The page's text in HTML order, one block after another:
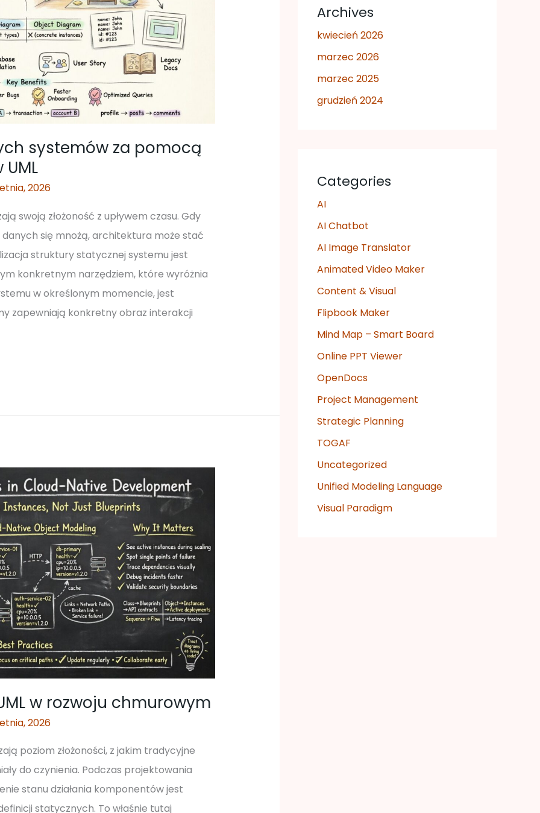
systemów za pomocą
2026
swoją złożoność z upływem czasu. Gdy
się mnożą, architektura może stać
struktury statycznej systemu jest
konkretnym narzędziem, które wyróżnia
w określonym momencie, jest
zapewniają konkretny obraz interakcji
w rozwoju chmurowym
2026
poziom złożoności, z jakim tradycyjne
do czynienia. Podczas projektowania
stanu działania komponentów jest
statycznych. To właśnie tutaj
Archives
kwiecień 2026
marzec 2026
marzec 2025
grudzień 2024
Categories
AI
AI Chatbot
AI Image Translator
Animated Video Maker
Content & Visual
Flipbook Maker
Mind Map – Smart Board
Online PPT Viewer
OpenDocs
Project Management
Strategic Planning
TOGAF
Uncategorized
Unified Modeling Language
Visual Paradigm